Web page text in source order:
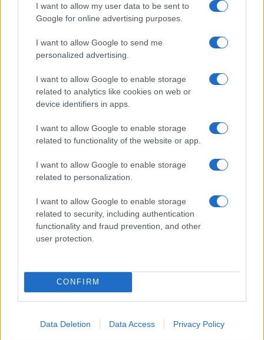
I want to allow my user data to be sent to
Google for online advertising purposes.
I want to allow Google to send me
personalized advertising.
I want to allow Google to enable storage
related to analytics like cookies on web or
device identifiers in apps.
I want to allow Google to enable storage
related to functionality of the website or app.
I want to allow Google to enable storage
related to personalization.
I want to allow Google to enable storage
related to security, including authentication
functionality and fraud prevention, and other
user protection.
CONFIRM
Data Deletion Data Access Privacy Policy
Olbia, divieto di sosta contro spaccio e degrado:
esplode la protesta
Pausa caffè impeccabile: come scegliere la
soluzione ideale per la casa e l’ufficio
Monte Pino, la fine di un lungo dolore: storia e
rinascita della strada che segnò la Gallura
Raid nelle campagne di Berchidda, rischio per
la rete elettrica
Monte Pino, via i cancelli del cantiere: la Gallura
ritrova la strada